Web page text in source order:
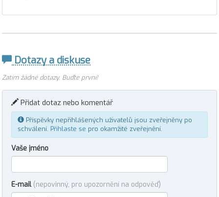
Dotazy a diskuse
Zatím žádné dotazy. Buďte první!
Přidat dotaz nebo komentář
Příspěvky nepřihlášených uživatelů jsou zveřejněny po
schválení. Přihlaste se pro okamžité zveřejnění.
Vaše jméno
E-mail (nepovinný, pro upozornění na odpověď)